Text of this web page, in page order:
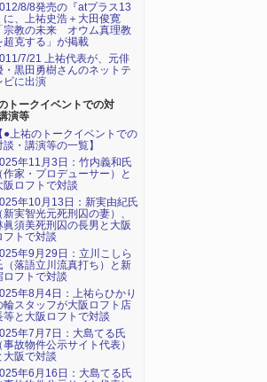
8/8発売の『atプラス13
に、上祐史浩＋大田俊寛
「宗教の未来 オウム真理教
超克する」が掲載
7/21 上祐代表が、元俳
・黒田勇樹さんのネットテ
ビに出演
トークイベントでの対
演等
【●上祐のトークイベントでの
談・講演等の一覧】
年11月3日：竹内義和氏
（作家・プロデューサー）と
阪ロフトで対談
年10月13日：新実由紀氏
（新実智光元死刑囚の妻）、
眞須美死刑囚の長男と大阪
フトで対談
年9月29日：立川こしら
（落語立川流真打ち）と新
ロフトで対談
年8月4日：上祐らひかり
輪スタッフが大阪ロフト店
等と大阪ロフトで対談
年7月7日：大島てる氏
（事故物件公示サイト代表）
大阪で対談
年6月16日：大島てる氏